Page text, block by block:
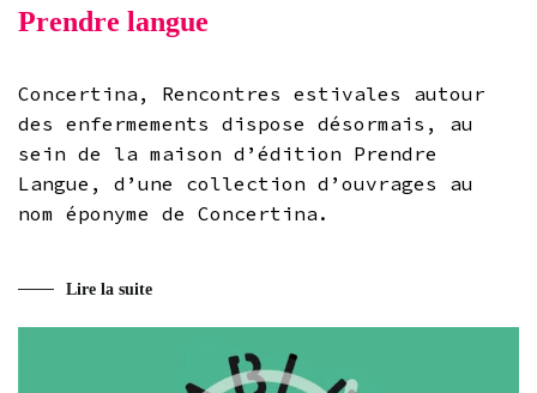
Prendre langue
Concertina, Rencontres estivales autour
des enfermements dispose désormais, au
sein de la maison d’édition Prendre
Langue, d’une collection d’ouvrages au
nom éponyme de Concertina.
Lire la suite